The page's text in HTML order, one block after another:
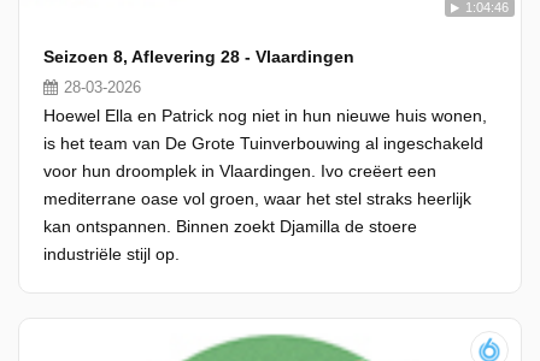
1:04:46
Seizoen 8, Aflevering 28 - Vlaardingen
28-03-2026
Hoewel Ella en Patrick nog niet in hun nieuwe huis wonen,
is het team van De Grote Tuinverbouwing al ingeschakeld
voor hun droomplek in Vlaardingen. Ivo creëert een
mediterrane oase vol groen, waar het stel straks heerlijk
kan ontspannen. Binnen zoekt Djamilla de stoere
industriële stijl op.